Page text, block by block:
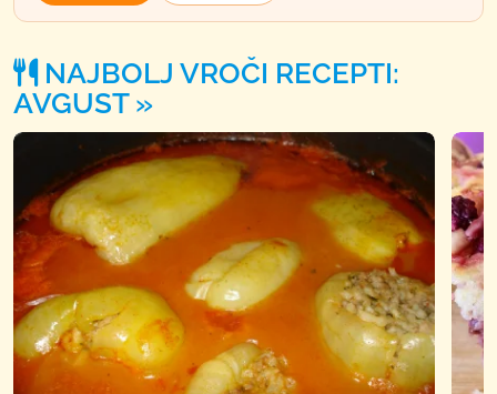
NAJBOLJ VROČI RECEPTI:
AVGUST